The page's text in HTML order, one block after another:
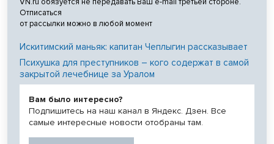
VN.ru обязуется не передавать Ваш e-mail третьей стороне.
Отписаться
от рассылки можно в любой момент
Искитимский маньяк: капитан Чеплыгин рассказывает
Психушка для преступников – кого содержат в самой
закрытой лечебнице за Уралом
Вам было интересно?
Подпишитесь на наш канал в Яндекс. Дзен. Все
самые интересные новости отобраны там.